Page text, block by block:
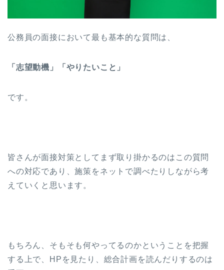
公務員の面接において最も基本的な質問は、
「志望動機」「やりたいこと」
です。
皆さんが面接対策としてまず取り掛かるのはこの質問
への対応であり、施策をネットで調べたりしながら考
えていくと思います。
もちろん、そもそも何やってるのかということを把握
する上で、HPを見たり、総合計画を読んだりするのは